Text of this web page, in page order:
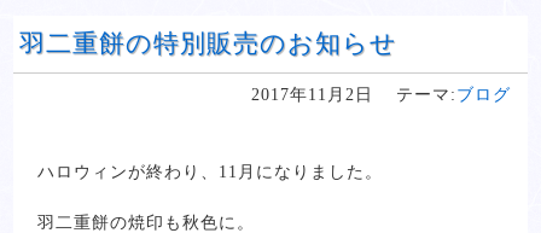
羽二重餅の特別販売のお知らせ
2017年11月2日 テーマ: ブログ
ハロウィンが終わり、11月になりました。
羽二重餅の焼印も秋色に。